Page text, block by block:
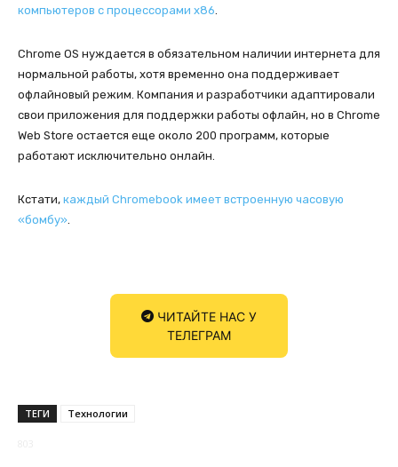
компьютеров с процессорами x86.
Chrome OS нуждается в обязательном наличии интернета для
нормальной работы, хотя временно она поддерживает
офлайновый режим. Компания и разработчики адаптировали
свои приложения для поддержки работы офлайн, но в Chrome
Web Store остается еще около 200 программ, которые
работают исключительно онлайн.
Кстати, каждый Chromebook имеет встроенную часовую
«бомбу».
ЧИТАЙТЕ НАС У
ТЕЛЕГРАМ
ТЕГИ Технологии